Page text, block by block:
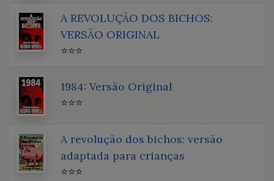
A REVOLUÇÃO DOS BICHOS:
VERSÃO ORIGINAL
⭐⭐⭐
1984: Versão Original
⭐⭐⭐
A revolução dos bichos: versão
adaptada para crianças
⭐⭐⭐